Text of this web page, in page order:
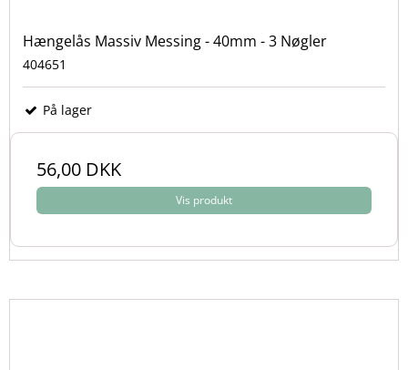
Hængelås Massiv Messing - 40mm - 3 Nøgler
404651
På lager
56,00 DKK
Vis produkt